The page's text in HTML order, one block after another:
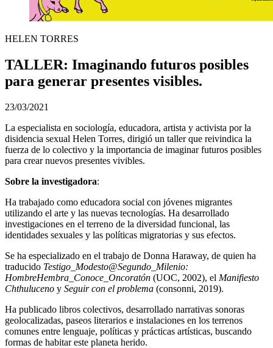
HELEN TORRES
TALLER: Imaginando futuros posibles
para generar presentes visibles.
23/03/2021
La especialista en sociología, educadora, artista y activista por la
disidencia sexual Helen Torres, dirigió un taller que reivindica la
fuerza de lo colectivo y la importancia de imaginar futuros posibles
para crear nuevos presentes vivibles.
Sobre la investigadora:
Ha trabajado como educadora social con jóvenes migrantes
utilizando el arte y las nuevas tecnologías. Ha desarrollado
investigaciones en el terreno de la diversidad funcional, las
identidades sexuales y las políticas migratorias y sus efectos.
Se ha especializado en el trabajo de Donna Haraway, de quien ha
traducido Testigo_Modesto@Segundo_Milenio:
HombreHembra_Conoce_Oncoratón (UOC, 2002), el Manifiesto
Chthuluceno y Seguir con el problema (consonni, 2019).
Ha publicado libros colectivos, desarrollado narrativas sonoras
geolocalizadas, paseos literarios e instalaciones en los terrenos
comunes entre lenguaje, políticas y prácticas artísticas, buscando
formas de habitar este planeta herido.